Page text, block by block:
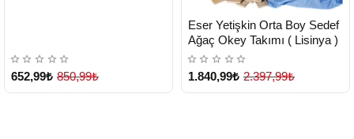
Çok Satılan Ürün
652,99₺ 850,99₺
TESLİMAT
Eser Yetişkin Orta Boy Sedef
Ağaç Okey Takımı ( Lisinya )
1.840,99₺ 2.397,99₺